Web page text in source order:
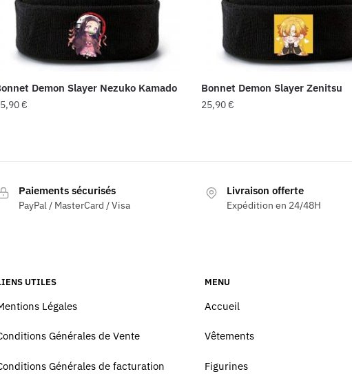
Demon Slayer Nezuko Kamado
€
Bonnet Demon Slayer Zenitsu
25,90€
Paiements sécurisés
PayPal / MasterCard / Visa
Livraison offerte
Expédition en 24/48H
UTILES
Légales
Générales de Vente
Générales de facturation
MENU
Accueil
Vêtements
Figurines